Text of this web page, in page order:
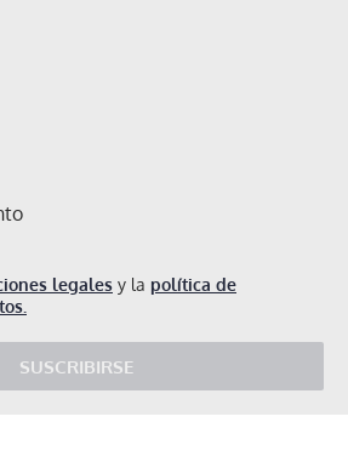
legales y la política de
SUSCRIBIRSE